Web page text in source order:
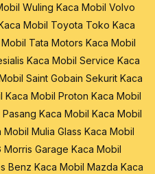
Wuling Kaca Mobil Volvo
Mobil Toyota Toko Kaca
Tata Motors Kaca Mobil
Kaca Mobil Service Kaca
Saint Gobain Sekurit Kaca
Kaca Mobil Proton Kaca Mobil
Pasang Kaca Mobil Kaca Mobil
Mobil Mulia Glass Kaca Mobil
Morris Garage Kaca Mobil
Benz Kaca Mobil Mazda Kaca